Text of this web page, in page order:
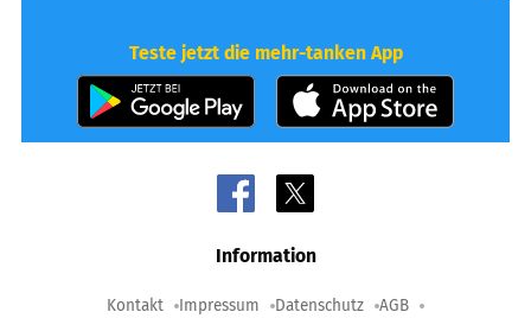
Teste jetzt die mehr-tanken App
Information
Kontakt Impressum Datenschutz AGB